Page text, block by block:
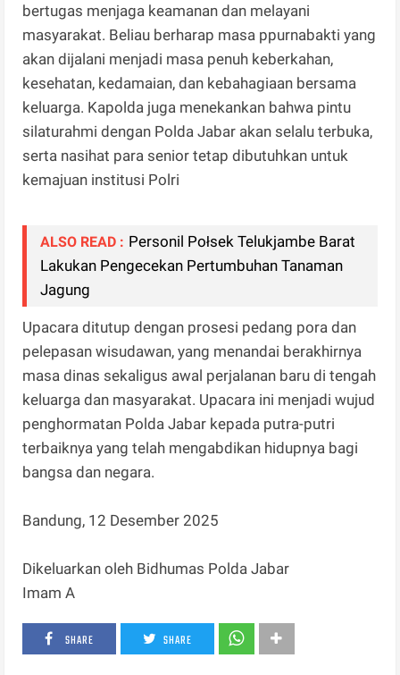
bertugas menjaga keamanan dan melayani
masyarakat. Beliau berharap masa ppurnabakti yang
akan dijalani menjadi masa penuh keberkahan,
kesehatan, kedamaian, dan kebahagiaan bersama
keluarga. Kapolda juga menekankan bahwa pintu
silaturahmi dengan Polda Jabar akan selalu terbuka,
serta nasihat para senior tetap dibutuhkan untuk
kemajuan institusi Polri
ALSO READ : Personil Połsek Telukjambe Barat
Lakukan Pengecekan Pertumbuhan Tanaman
Jagung
Upacara ditutup dengan prosesi pedang pora dan
pelepasan wisudawan, yang menandai berakhirnya
masa dinas sekaligus awal perjalanan baru di tengah
keluarga dan masyarakat. Upacara ini menjadi wujud
penghormatan Polda Jabar kepada putra-putri
terbaiknya yang telah mengabdikan hidupnya bagi
bangsa dan negara.
Bandung, 12 Desember 2025
Dikeluarkan oleh Bidhumas Polda Jabar
Imam A
SHARE SHARE